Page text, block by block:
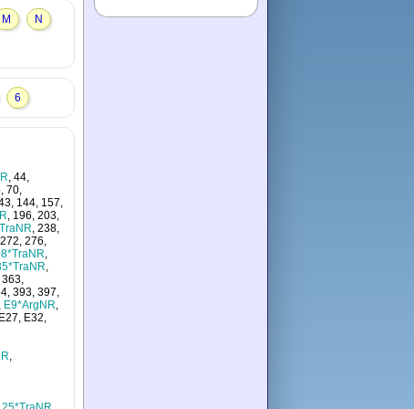
M N
6
, 44,
70,
144, 157,
, 196, 203,
, 238,
276,
,
,
363,
393, 397,
E9*ArgNR,
E32,
,